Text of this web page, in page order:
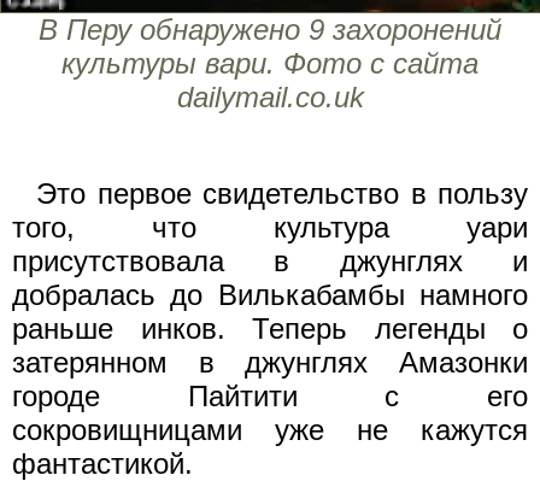
В Перу обнаружено 9 захоронений
культуры вари. Фото с сайта
dailymail.co.uk
Это первое свидетельство в пользу
того, что культура уари
присутствовала в джунглях и
добралась до Вилькабамбы намного
раньше инков. Теперь легенды о
затерянном в джунглях Амазонки
городе Пайтити с его
сокровищницами уже не кажутся
фантастикой.